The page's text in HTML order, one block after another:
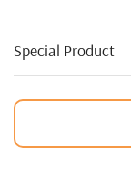
Special Product